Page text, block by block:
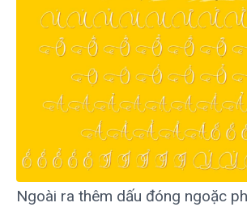
Ngoài ra thêm dấu đóng ngoặc